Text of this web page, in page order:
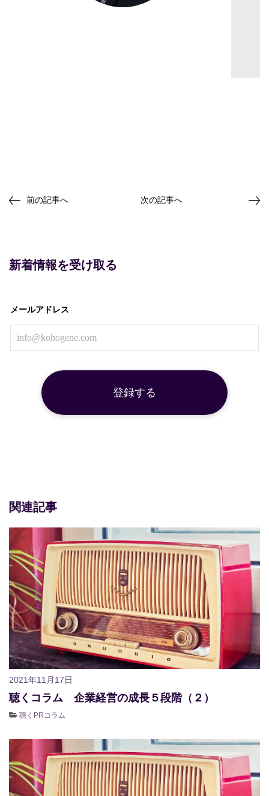
前の記事へ 次の記事へ
新着情報を受け取る
メールアドレス
関連記事
2021年11月17日
聴くコラム 企業経営の成長５段階（２）
聴くPRコラム